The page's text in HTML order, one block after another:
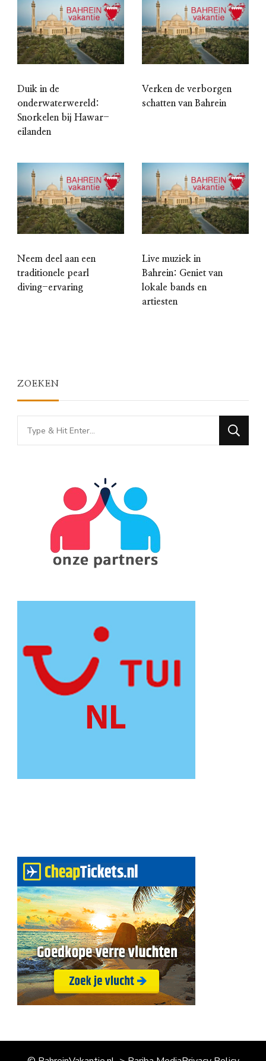
Duik in de
onderwaterwereld:
Snorkelen bij Hawar-
eilanden
Verken de verborgen
schatten van Bahrein
Neem deel aan een
traditionele pearl
diving-ervaring
Live muziek in
Bahrein: Geniet van
lokale bands en
artiesten
ZOEKEN
Looking
for